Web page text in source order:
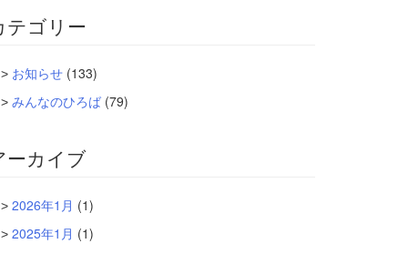
テゴリー
お知らせ (133)
みんなのひろば (79)
ーカイブ
2026年1月 (1)
2025年1月 (1)